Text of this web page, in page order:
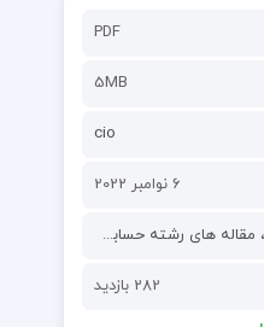
PDF
5MB
cio
6 نوامبر 2022
، مقاله های رشته حسابداری
282 بازدید